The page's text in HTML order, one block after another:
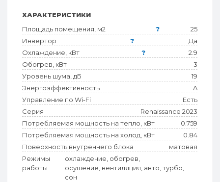
ХАРАКТЕРИСТИКИ
Площадь помещения, м2
?
25
Инвертор
?
Да
Охлаждение, кВт
?
2.9
Обогрев, кВт
3
Уровень шума, дБ
19
Энергоэффективность
A
Управление по Wi-Fi
Есть
Серия
Renaissance 2023
Потребляемая мощность на тепло, кВт
0.759
Потребляемая мощность на холод, кВт
0.84
Поверхность внутреннего блока
матовая
Режимы
работы
охлаждение, обогрев,
осушение, вентиляция, авто, турбо,
сон